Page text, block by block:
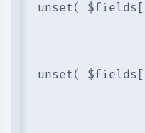
unset(
unset(